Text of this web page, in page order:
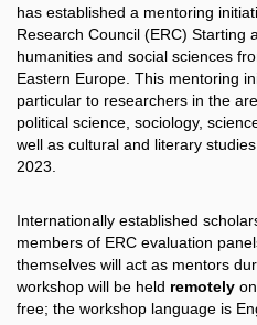
has established a mentoring
Research Council (ERC) Starting
humanities and social sciences
Eastern Europe. This mentoring
particular to researchers in the
political science, sociology,
well as cultural and literary
2023.
Internationally established
members of ERC evaluation
themselves will act as mentors
workshop will be held remotely on
free; the workshop language is